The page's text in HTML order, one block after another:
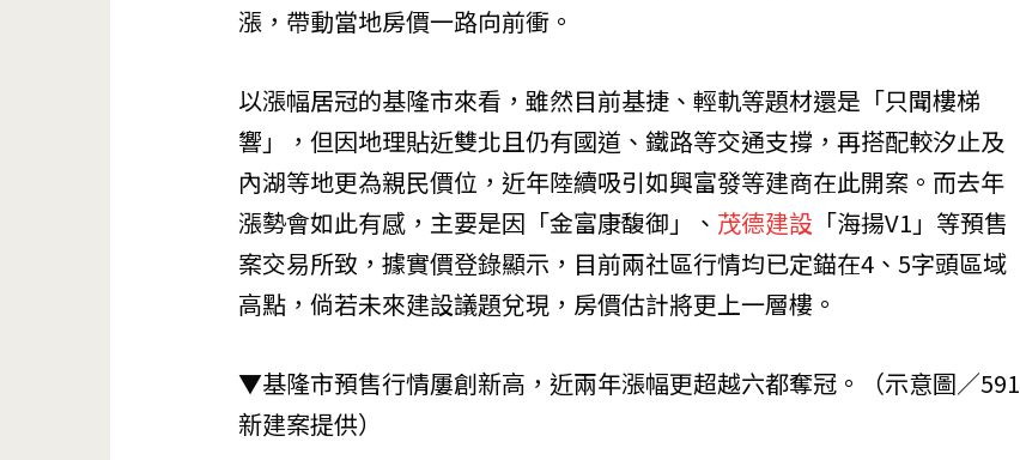
漲，帶動當地房價一路向前衝。
以漲幅居冠的基隆市來看，雖然目前基捷、輕軌等題材還是「只聞樓梯
響」，但因地理貼近雙北且仍有國道、鐵路等交通支撐，再搭配較汐止及
內湖等地更為親民價位，近年陸續吸引如興富發等建商在此開案。而去年
漲勢會如此有感，主要是因「金富康馥御」、 茂德建設 「海揚V1」等預售
案交易所致，據實價登錄顯示，目前兩社區行情均已定錨在4、5字頭區域
高點，倘若未來建設議題兌現，房價估計將更上一層樓。
▼基隆市預售行情屢創新高，近兩年漲幅更超越六都奪冠。（示意圖／591
新建案提供）